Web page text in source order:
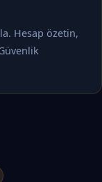
Hesap özetin,